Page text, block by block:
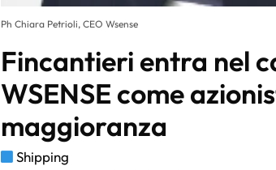
Ph Chiara Petrioli, CEO Wsense
Fincantieri entra nel
WSENSE come
maggioranza
Shipping